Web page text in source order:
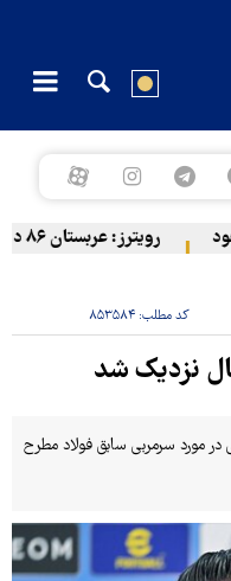
رویترز: عربستان ۸۶ درصد از موشک‌های پاتریوت خود را استفاده کرده است
کد مطلب:۸۵۳۵۸۴
نزدیک شد
مورد سرمربی سابق فولاد مطرح